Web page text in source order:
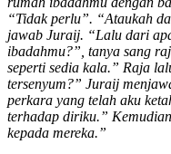
“Tidak perlu”. “Ataukah
jawab Juraij. “Lalu dari
ibadahmu?”, tanya sang
seperti sedia kala.” Raja
tersenyum?” Juraij
perkara yang telah aku
terhadap diriku.”
kepada mereka.”